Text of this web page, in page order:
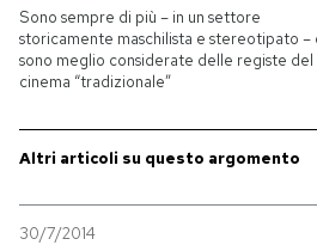
Tecnologia
Internet
Scienza
Economia
Sono sempre di più – in un settore
storicamente maschilista e stereotipato –
sono meglio considerate delle registe del
cinema “tradizionale”
Altri articoli su questo argomento
30/7/2014